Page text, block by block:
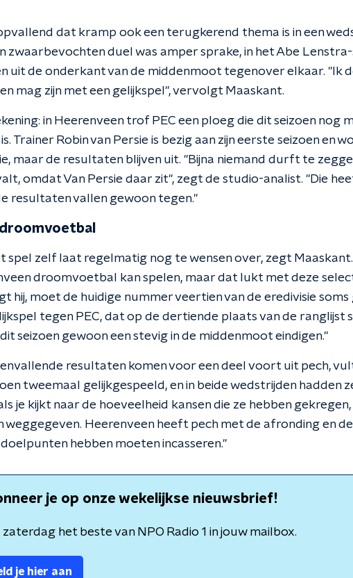
dat kramp ook een terugkerend thema is in een
zwaarbevochten duel was amper sprake, in het Abe
uit de onderkant van de middenmoot tegenover elkaar. "Ik
mag zijn met een gelijkspel", vervolgt Maaskant.
in Heerenveen trof PEC een ploeg die dit seizoen nog
Trainer Robin van Persie is bezig aan zijn eerste seizoen en
maar de resultaten blijven uit. "Bijna niemand durft te
omdat Van Persie daar zit", zegt de studio-analist. "Die
resultaten vallen gewoon tegen."
spel zelf laat regelmatig nog te wensen over, zegt
droomvoetbal kan spelen, maar dat lukt met deze
hij, moet de huidige nummer veertien van de eredivisie
tegen PEC, dat op de dertiende plaats van de ranglijst
seizoen gewoon een stevig in de middenmoot eindigen."
resultaten komen voor een deel voort uit pech,
tweemaal gelijkgespeeld, en in beide wedstrijden hadden
je kijkt naar de hoeveelheid kansen die ze hebben
weggegeven. Heerenveen heeft pech met de afronding en
hebben moeten incasseren."
je op onze wekelijkse nieuwsbrief!
zaterdag het beste van NPO Radio 1 in jouw mailbox.
je hier aan